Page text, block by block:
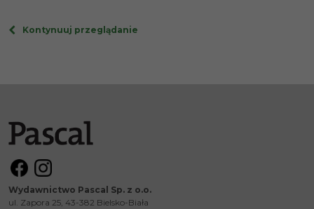
Kontynuuj przeglądanie
Wydawnictwo Pascal Sp. z o.o.
ul. Zapora 25, 43-382 Bielsko-Biała